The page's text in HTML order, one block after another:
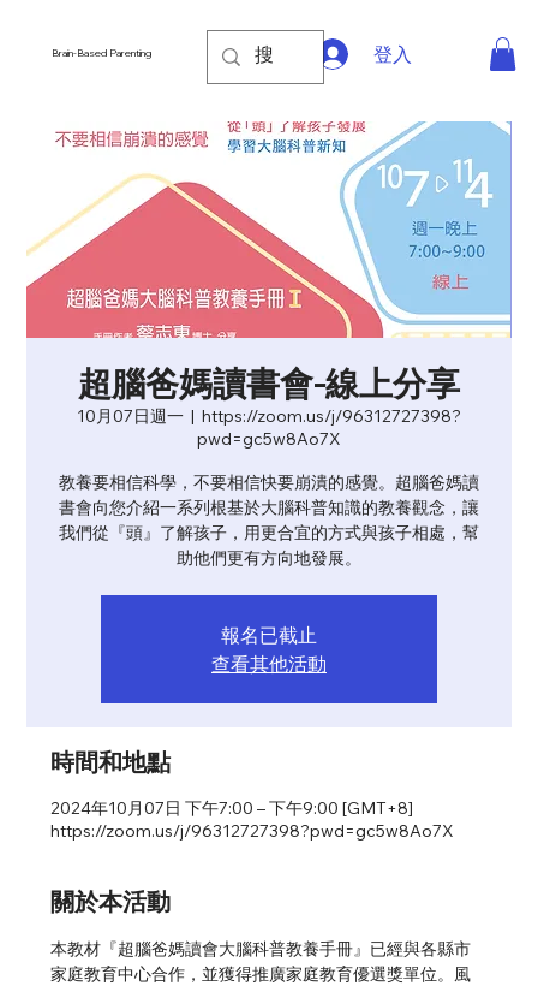
Brain-Based Parenting 登入
超腦爸媽讀書會-線上分享
10月07日週一
  |
https://zoom.us/j/96312727398?
pwd=gc5w8Ao7X
教養要相信科學，不要相信快要崩潰的感覺。超腦爸媽讀
書會向您介紹一系列根基於大腦科普知識的教養觀念，讓
我們從『頭』了解孩子，用更合宜的方式與孩子相處，幫
助他們更有方向地發展。
報名已截止
查看其他活動
時間和地點
2024年10月07日 下午7:00 – 下午9:00 [GMT+8]
https://zoom.us/j/96312727398?pwd=gc5w8Ao7X
關於本活動
本教材『超腦爸媽讀會大腦科普教養手冊』已經與各縣市
家庭教育中心合作，並獲得推廣家庭教育優選獎單位。風